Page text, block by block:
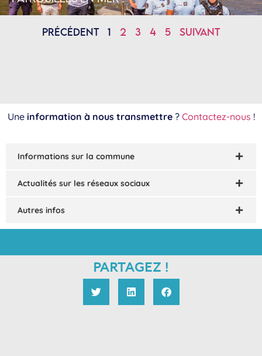
Précédent 1 2 3 4 5 Suivant
Une information à nous transmettre? Contactez-nous !
Informations sur la commune
Actualités sur les réseaux sociaux
Autres infos
PARTAGEZ !